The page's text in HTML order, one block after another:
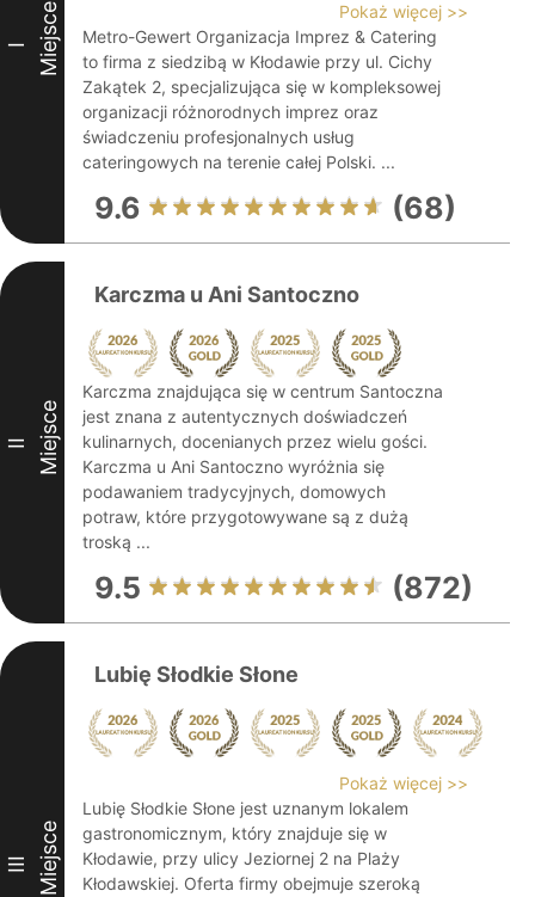
I Miejsce
Pokaż więcej >>
Metro-Gewert Organizacja Imprez & Catering
to firma z siedzibą w Kłodawie przy ul. Cichy
Zakątek 2, specjalizująca się w kompleksowej
organizacji różnorodnych imprez oraz
świadczeniu profesjonalnych usług
cateringowych na terenie całej Polski. ...
9.6 (68)
II Miejsce
Karczma u Ani Santoczno
Karczma znajdująca się w centrum Santoczna
jest znana z autentycznych doświadczeń
kulinarnych, docenianych przez wielu gości.
Karczma u Ani Santoczno wyróżnia się
podawaniem tradycyjnych, domowych
potraw, które przygotowywane są z dużą
troską ...
9.5 (872)
III Miejsce
Lubię Słodkie Słone
Pokaż więcej >>
Lubię Słodkie Słone jest uznanym lokalem
gastronomicznym, który znajduje się w
Kłodawie, przy ulicy Jeziornej 2 na Plaży
Kłodawskiej. Oferta firmy obejmuje szeroką